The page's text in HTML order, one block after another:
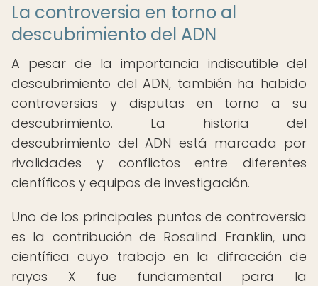
La controversia en torno al
descubrimiento del ADN
A pesar de la importancia indiscutible del
descubrimiento del ADN, también ha habido
controversias y disputas en torno a su
descubrimiento. La historia del
descubrimiento del ADN está marcada por
rivalidades y conflictos entre diferentes
científicos y equipos de investigación.
Uno de los principales puntos de controversia
es la contribución de Rosalind Franklin, una
científica cuyo trabajo en la difracción de
rayos X fue fundamental para la